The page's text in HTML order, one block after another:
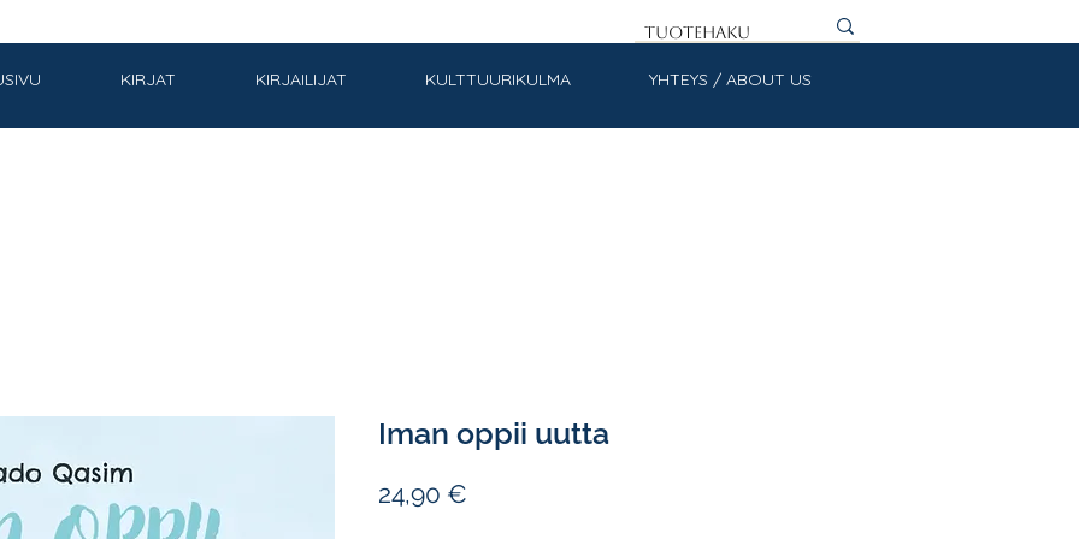
KIRJAT KIRJAILIJAT KULTTUURIKULMA YHTEYS / ABOUT US
Iman oppii uutta
24,90 €